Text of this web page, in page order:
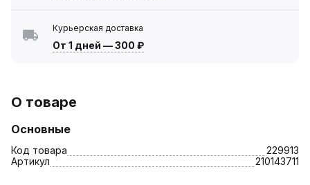
Курьерская доставка
От 1 дней —300 ₽
О товаре
Основные
Код товара
229913
Артикул
210143711